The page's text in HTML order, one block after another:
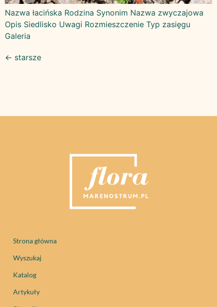
Nazwa łacińska Rodzina Synonim Nazwa zwyczajowa
Opis Siedlisko Uwagi Rozmieszczenie Typ zasięgu
Galeria
← starsze
Strona główna
Wyszukaj
Katalog
Artykuły